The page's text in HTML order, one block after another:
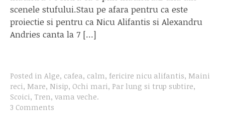
scenele stufului.Stau pe afara pentru ca este
proiectie si pentru ca Nicu Alifantis si Alexandru
Andries canta la 7 […]
Posted in Alge, cafea, calm, fericire nicu alifantis, Maini
reci, Mare, Nisip, Ochi mari, Par lung si trup subtire,
Scoici, Tren, vama veche.
3 Comments